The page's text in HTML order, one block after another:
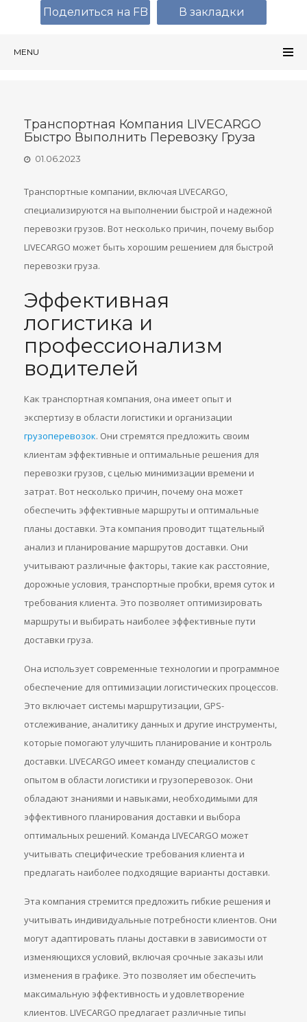
MENU
Транспортная Компания LIVECARGO
Быстро Выполнить Перевозку Груза
01.06.2023
Транспортные компании, включая LIVECARGO,
специализируются на выполнении быстрой и надежной
перевозки грузов. Вот несколько причин, почему выбор
LIVECARGO может быть хорошим решением для быстрой
перевозки груза.
Эффективная
логистика и
профессионализм
водителей
Как транспортная компания, она имеет опыт и
экспертизу в области логистики и организации
грузоперевозок. Они стремятся предложить своим
клиентам эффективные и оптимальные решения для
перевозки грузов, с целью минимизации времени и
затрат. Вот несколько причин, почему она может
обеспечить эффективные маршруты и оптимальные
планы доставки. Эта компания проводит тщательный
анализ и планирование маршрутов доставки. Они
учитывают различные факторы, такие как расстояние,
дорожные условия, транспортные пробки, время суток и
требования клиента. Это позволяет оптимизировать
маршруты и выбирать наиболее эффективные пути
доставки груза.
Она использует современные технологии и программное
обеспечение для оптимизации логистических процессов.
Это включает системы маршрутизации, GPS-
отслеживание, аналитику данных и другие инструменты,
которые помогают улучшить планирование и контроль
доставки. LIVECARGO имеет команду специалистов с
опытом в области логистики и грузоперевозок. Они
обладают знаниями и навыками, необходимыми для
эффективного планирования доставки и выбора
оптимальных решений. Команда LIVECARGO может
учитывать специфические требования клиента и
предлагать наиболее подходящие варианты доставки.
Эта компания стремится предложить гибкие решения и
учитывать индивидуальные потребности клиентов. Они
могут адаптировать планы доставки в зависимости от
изменяющихся условий, включая срочные заказы или
изменения в графике. Это позволяет им обеспечить
максимальную эффективность и удовлетворение
клиентов. LIVECARGO предлагает различные типы
Поделиться на FB В закладки